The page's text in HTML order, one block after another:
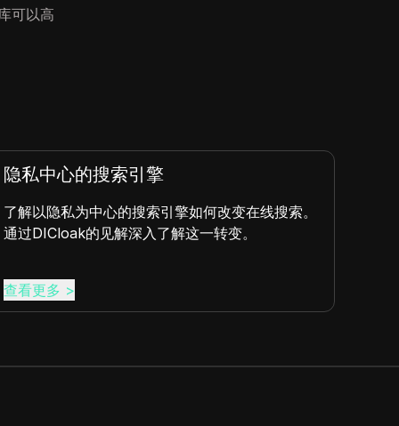
可以高
搜索引擎
中心的搜索引擎如何改变在线搜索。
的见解深入了解这一转变。
会话劫持发生在